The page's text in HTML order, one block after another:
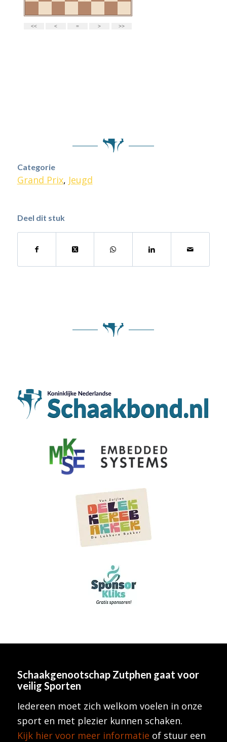
Categorie
Grand Prix, Jeugd
Deel dit stuk
Schaakgenootschap Zutphen gaat voor
veilig Sporten
Iedereen moet zich welkom voelen in onze
sport en met plezier kunnen schaken.
Kijk hier voor meer informatie of stuur een